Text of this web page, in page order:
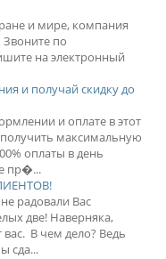
и мире, компания
Звоните по
на электронный
и получай скидку до
и оплате в этот
максимальную
оплаты в день
пр�...
радовали Вас
две! Наверняка,
В чем дело? Ведь
сда...